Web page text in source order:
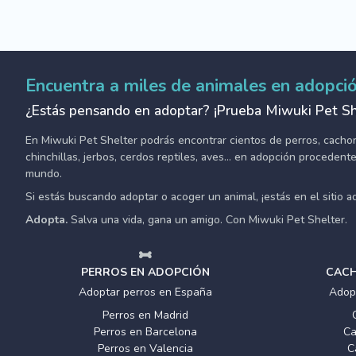
Encuentra a miles de animales en
¿Estás pensando en adoptar? ¡Prueba Miwuki Pet
En Miwuki Pet Shelter podrás encontrar cientos de perros,
chinchillas, jerbos, cerdos reptiles, aves... en adopción
mundo.
Si estás buscando adoptar o acoger un animal, ¡estás en el sitio
Adopta. Salva una vida, gana un amigo. Con Miwuki Pet Shelter.
PERROS EN ADOPCIÓN
Adoptar perros en España
Perros en Madrid
Perros en Barcelona
Perros en Valencia